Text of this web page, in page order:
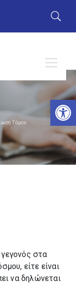
Γάμου
στα
είτε είναι
να δηλώνεται